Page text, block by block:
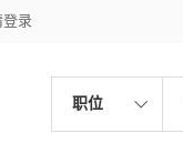
登录
职位